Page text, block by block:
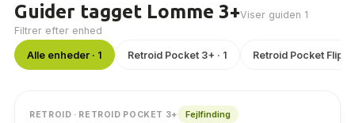
Guider tagget Lomme 3+Viser guiden 1
Filtrer efter enhed
Alle enheder · 1 Retroid Pocket 3+ · 1 Retroid Pocket Flip · 1
RETROID · RETROID POCKET 3+ Fejlfinding